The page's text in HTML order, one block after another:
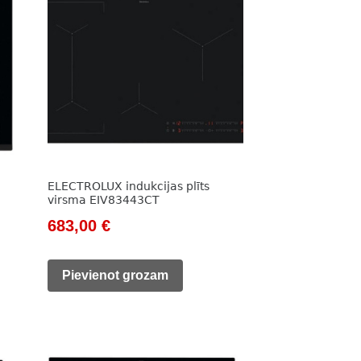
ELECTROLUX indukcijas plīts
virsma EIV83443CT
Original
was:
683,00€Current
is:
Pievienot grozam